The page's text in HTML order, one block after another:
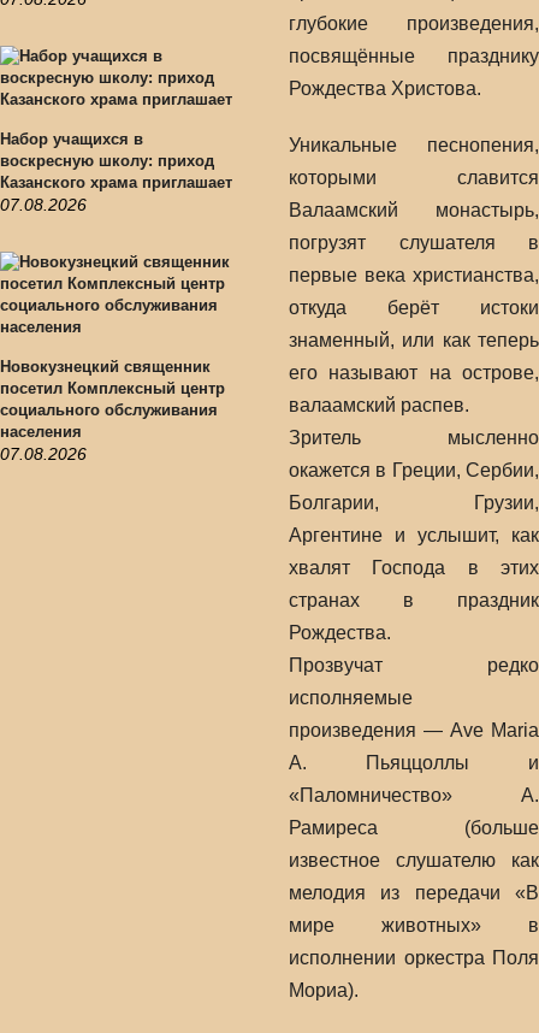
Набор учащихся в
воскресную школу: приход
Казанского храма приглашает
07.08.2026
Новокузнецкий священник
посетил Комплексный центр
социального обслуживания
населения
07.08.2026
глубокие произведения,
посвящённые празднику
Рождества Христова.
Уникальные песнопения,
которыми славится
Валаамский монастырь,
погрузят слушателя в
первые века христианства,
откуда берёт истоки
знаменный, или как теперь
его называют на острове,
валаамский распев.
Зритель мысленно
окажется в Греции, Сербии,
Болгарии, Грузии,
Аргентине и услышит, как
хвалят Господа в этих
странах в праздник
Рождества.
Прозвучат редко
исполняемые
произведения — Ave Maria
А. Пьяццоллы и
«Паломничество» А.
Рамиреса (больше
известное слушателю как
мелодия из передачи «В
мире животных» в
исполнении оркестра Поля
Мориа).